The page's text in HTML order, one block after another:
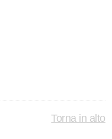
Torna in alto